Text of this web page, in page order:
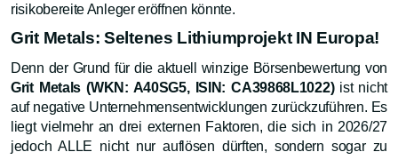
risikobereite Anleger eröffnen könnte.
Grit Metals: Seltenes Lithiumprojekt IN Europa!
Denn der Grund für die aktuell winzige Börsenbewertung von
Grit Metals (WKN: A40SG5, ISIN: CA39868L1022)ist nicht
auf negative Unternehmensentwicklungen zurückzuführen. Es
liegt vielmehr an drei externen Faktoren, die sich in 2026/27
jedoch ALLE nicht nur auflösen dürften, sondern sogar zu